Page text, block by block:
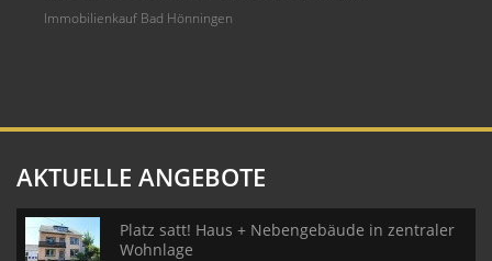
Immobilienkauf Bad Hönningen
AKTUELLE ANGEBOTE
Platz satt! Haus + Nebengebäude in zentraler
Wohnlage